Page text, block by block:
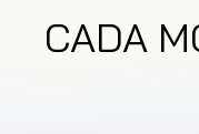
CADA